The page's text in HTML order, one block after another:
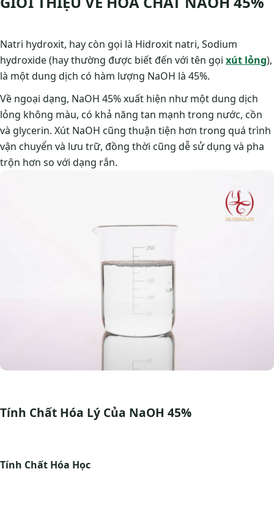
Natri hydroxit, hay còn gọi là Hidroxit natri, Sodium
hydroxide (hay thường được biết đến với tên gọi xút lỏng),
là một dung dịch có hàm lượng NaOH là 45%.
Về ngoại dạng, NaOH 45% xuất hiện như một dung dịch
lỏng không màu, có khả năng tan mạnh trong nước, cồn
và glycerin. Xút NaOH cũng thuận tiện hơn trong quá trình
vận chuyển và lưu trữ, đồng thời cũng dễ sử dụng và pha
trộn hơn so với dạng rắn.
Tính Chất Hóa Lý Của NaOH 45%
Tính Chất Hóa Học